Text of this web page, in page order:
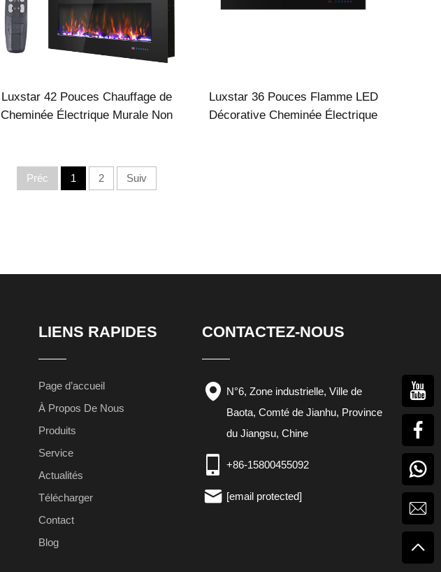
Luxstar 42 Pouces Chauffage de
Cheminée Électrique Murale Non
Luxstar 36 Pouces Flamme LED
Décorative Cheminée Électrique
Préc 1 2 Suiv
LIENS RAPIDES
Page d’accueil
À Propos De Nous
Produits
Service
Actualités
Télécharger
Contact
Blog
CONTACTEZ-NOUS
N°6, Zone industrielle, Ville de
Baota, Comté de Jianhu, Province
du Jiangsu, Chine
+86-15800455092
[email protected]